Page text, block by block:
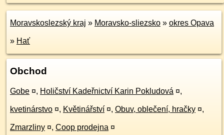
Moravskoslezský kraj » Moravsko-sliezsko » okres Opava
» Hať
Obchod
Gobe ¤, Holičství Kadeřnictví Karin Pokludová ¤,
kvetinárstvo ¤, Květinářství ¤, Obuv, oblečení, hračky ¤,
Zmarzliny ¤, Coop prodejna ¤